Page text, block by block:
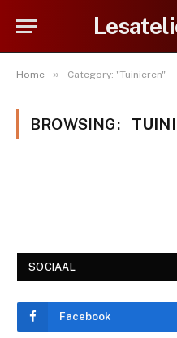
Home » Category: "Tuinieren"
BROWSING:
SOCIAAL
Facebook